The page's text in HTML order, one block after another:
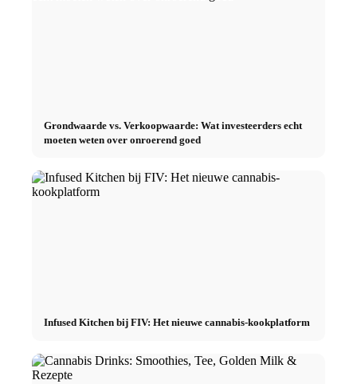
Grondwaarde vs. Verkoopwaarde: Wat investeerders echt
moeten weten over onroerend goed
Infused Kitchen bij FIV: Het nieuwe cannabis-kookplatform